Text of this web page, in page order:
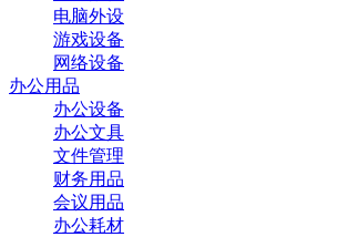
电脑外设
游戏设备
网络设备
办公用品
办公设备
办公文具
文件管理
财务用品
会议用品
办公耗材